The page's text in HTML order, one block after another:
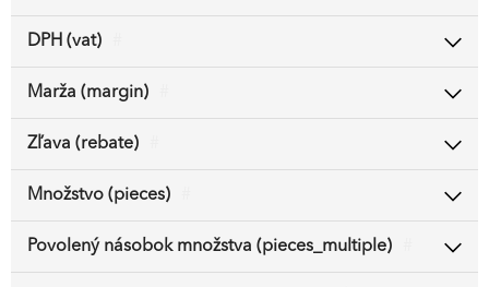
DPH (vat)
Marža (margin)
Zľava (rebate)
Množstvo (pieces)
Povolený násobok množstva (pieces_multiple)